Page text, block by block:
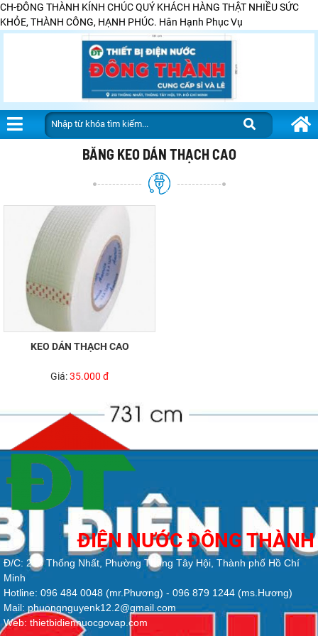
CH-ĐÔNG THÀNH KÍNH CHÚC QUÝ KHÁCH HÀNG THẬT NHIỀU SỨC
KHỎE, THÀNH CÔNG, HẠNH PHÚC. Hân Hạnh Phục Vụ
BĂNG KEO DÁN THẠCH CAO
KEO DÁN THẠCH CAO
Giá:35.000 đ
ĐIỆN NƯỚC ĐÔNG THÀNH
Đ/C: 213 Thống Nhất, Phường Thông Tây Hội, Thành phố Hồ Chí
Minh
Hotline: 096 484 0048 (mr.Phương) - 096 879 1244 (ms.Hương)
Mail: phuongnguyenk12.2@gmail.com
Web: thietbidiennuocgovap.com